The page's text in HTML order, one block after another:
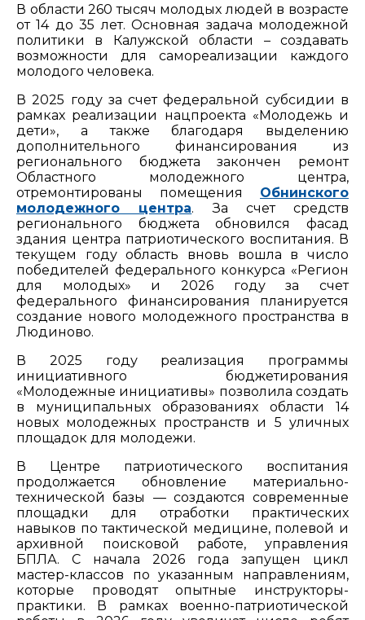
В области 260 тысяч молодых людей в возрасте
от 14 до 35 лет. Основная задача молодежной
политики в Калужской области – создавать
возможности для самореализации каждого
молодого человека.
В 2025 году за счет федеральной субсидии в
рамках реализации нацпроекта «Молодежь и
дети», а также благодаря выделению
дополнительного финансирования из
регионального бюджета закончен ремонт
Областного молодежного центра,
отремонтированы помещения Обнинского
молодежного центра. За счет средств
регионального бюджета обновился фасад
здания центра патриотического воспитания. В
текущем году область вновь вошла в число
победителей федерального конкурса «Регион
для молодых» и 2026 году за счет
федерального финансирования планируется
создание нового молодежного пространства в
Людиново.
В 2025 году реализация программы
инициативного бюджетирования
«Молодежные инициативы» позволила создать
в муниципальных образованиях области 14
новых молодежных пространств и 5 уличных
площадок для молодежи.
В Центре патриотического воспитания
продолжается обновление материально-
технической базы — создаются современные
площадки для отработки практических
навыков по тактической медицине, полевой и
архивной поисковой работе, управления
БПЛА. С начала 2026 года запущен цикл
мастер-классов по указанным направлениям,
которые проводят опытные инструкторы-
практики. В рамках военно-патриотической